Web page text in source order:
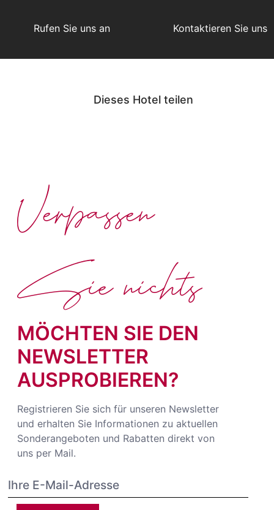
Rufen Sie uns an Kontaktieren Sie uns
Dieses Hotel teilen
MÖCHTEN SIE DEN
NEWSLETTER
AUSPROBIEREN?
Registrieren Sie sich für unseren Newsletter
und erhalten Sie Informationen zu aktuellen
Sonderangeboten und Rabatten direkt von
uns per Mail.
Verpassen
Sie nichts